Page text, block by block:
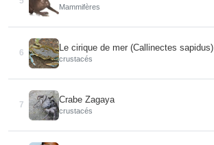
Mammifères
6
Le cirique de mer (Callinectes sapidus)
crustacés
7
Crabe Zagaya
crustacés